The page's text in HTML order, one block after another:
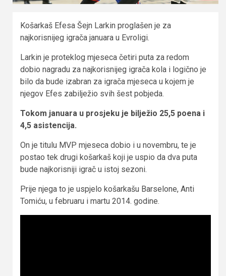
Košarkaš Efesa Šejn Larkin proglašen je za
najkorisnijeg igrača januara u Evroligi.
Larkin je proteklog mjeseca četiri puta za redom
dobio nagradu za najkorisnijeg igrača kola i logično je
bilo da bude izabran za igrača mjeseca u kojem je
njegov Efes zabilježio svih šest pobjeda.
Tokom januara u prosjeku je bilježio 25,5 poena i
4,5 asistencija.
On je titulu MVP mjeseca dobio i u novembru, te je
postao tek drugi košarkaš koji je uspio da dva puta
bude najkorisniji igrač u istoj sezoni.
Prije njega to je uspjelo košarkašu Barselone, Anti
Tomiću, u februaru i martu 2014. godine.